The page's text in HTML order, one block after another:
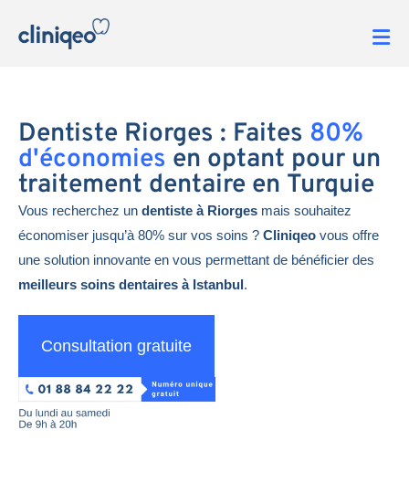
Dentiste Riorges : Faites 80%
d'économies en optant pour un
traitement dentaire en Turquie
Vous recherchez un dentiste à Riorges mais souhaitez
économiser jusqu’à 80% sur vos soins ? Cliniqeo vous offre
une solution innovante en vous permettant de bénéficier des
meilleurs soins dentaires à Istanbul.
Consultation gratuite